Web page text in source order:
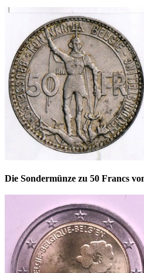
Die Sondermünze zu 50 Francs